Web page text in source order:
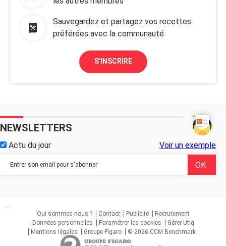
Sauvegardez et partagez vos recettes
préférées avec la communauté
S'INSCRIRE
NEWSLETTERS
Actu du jour Voir un exemple
...
Qui sommes-nous ?
Contact Publicité
Recrutement
Données personnelles
Paramétrer les cookies
Gérer Utiq
Mentions légales
Groupe Figaro © 2026 CCM Benchmark